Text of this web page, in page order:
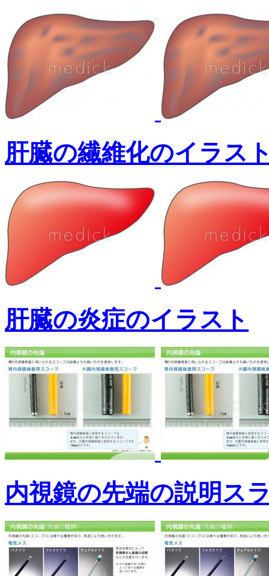
肝臓の繊維化のイラス
肝臓の炎症のイラスト
内視鏡の先端の説明ス